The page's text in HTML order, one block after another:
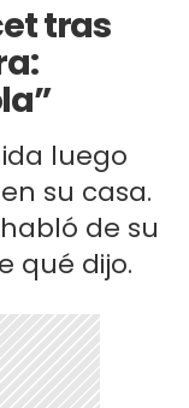
tras
luego
su casa.
de su
qué dijo.